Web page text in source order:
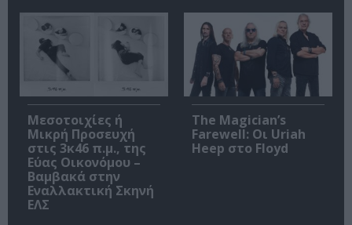
Μεσοτοιχίες ή
Μικρή Προσευχή
στις 3κ46 π.μ., της
Εύας Οικονόμου –
Βαμβακά στην
Εναλλακτική Σκηνή
ΕΛΣ
The Magician’s
Farewell: Οι Uriah
Heep στο Floyd